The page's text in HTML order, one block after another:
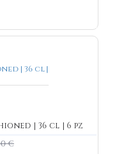
| 36 cl | 6 pz
€